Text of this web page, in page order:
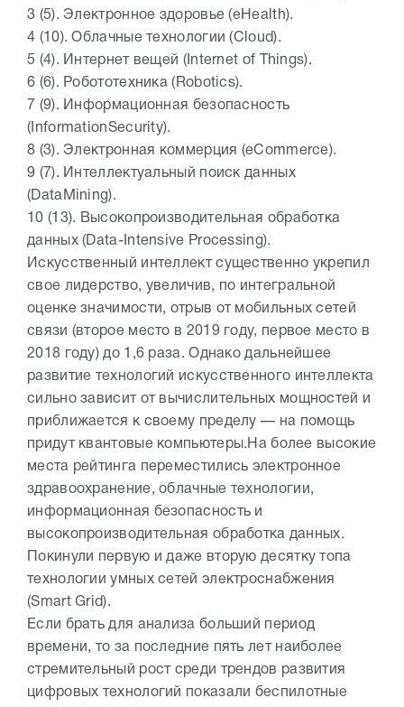
3 (5). Электронное здоровье (eHealth).
4 (10). Облачные технологии (Cloud).
5 (4). Интернет вещей (Internet of Things).
6 (6). Робототехника (Robotics).
7 (9). Информационная безопасность
(InformationSecurity).
8 (3). Электронная коммерция (eCommerce).
9 (7). Интеллектуальный поиск данных
(DataMining).
10 (13). Высокопроизводительная обработка
данных (Data-Intensive Processing).
Искусственный интеллект существенно укрепил
свое лидерство, увеличив, по интегральной
оценке значимости, отрыв от мобильных сетей
связи (второе место в 2019 году, первое место в
2018 году) до 1,6 раза. Однако дальнейшее
развитие технологий искусственного интеллекта
сильно зависит от вычислительных мощностей и
приближается к своему пределу — на помощь
придут квантовые компьютеры.На более высокие
места рейтинга переместились электронное
здравоохранение, облачные технологии,
информационная безопасность и
высокопроизводительная обработка данных.
Покинули первую и даже вторую десятку топа
технологии умных сетей электроснабжения
(Smart Grid).
Если брать для анализа больший период
времени, то за последние пять лет наиболее
стремительный рост среди трендов развития
цифровых технологий показали беспилотные